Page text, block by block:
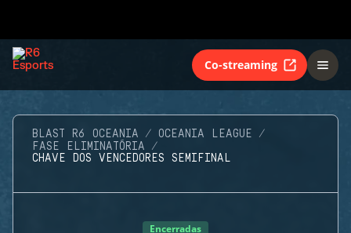
Co-streaming
BLAST R6 OCEANIA
OCEANIA LEAGUE
FASE ELIMINATÓRIA
CHAVE DOS VENCEDORES SEMIFINAL
Encerradas